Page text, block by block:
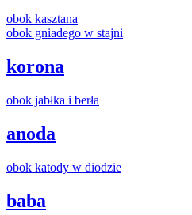
obok kasztana
obok gniadego w stajni
korona
obok jabłka i berła
anoda
obok katody w diodzie
baba